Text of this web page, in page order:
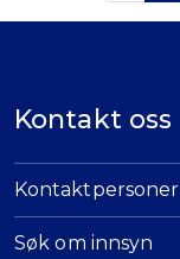
Kontakt oss
Kontaktpersoner
Søk om innsyn